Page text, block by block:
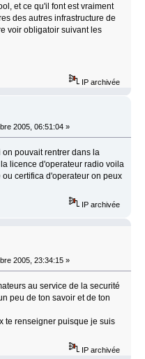
et ce qu'il font est vraiment
des autres infrastructure de
voir obligatoir suivant les
IP archivée
2005, 06:51:04 »
pouvait rentrer dans la
licence d'operateur radio voila
certifica d'operateur on peux
IP archivée
2005, 23:34:15 »
au service de la securité
peu de ton savoir et de ton
te renseigner puisque je suis
IP archivée